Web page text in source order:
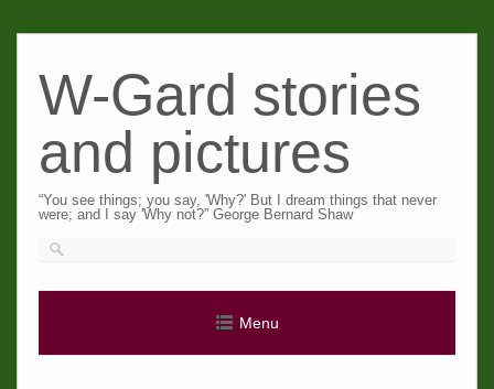
content
W-Gard stories
and pictures
“You see things; you say, 'Why?' But I dream things that never
were; and I say 'Why not?” George Bernard Shaw
Menu